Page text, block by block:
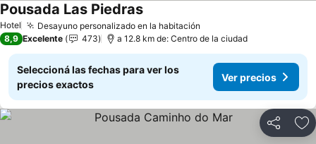
Hotel Desayuno personalizado en la habitación
Pousada Las Piedras
8,9 Excelente 473 a 12.8 km de: Centro de la ciudad
Seleccioná las fechas para ver los
precios exactos
Ver precios
Compartir